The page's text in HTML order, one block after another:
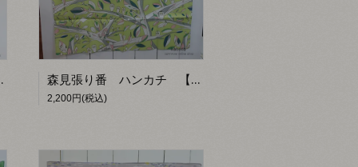
】 森見張り番 ハンカチ 【kacoca】
2,200円(税込)